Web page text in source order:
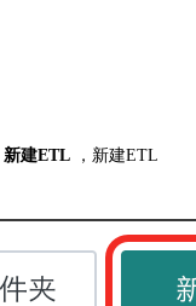
新建ETL
，新建ETL